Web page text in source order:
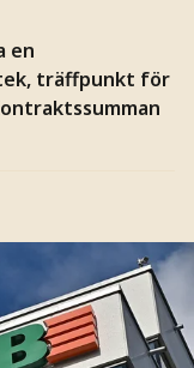
en
träffpunkt för